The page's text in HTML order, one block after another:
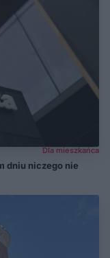
Dla mieszkańca
dniu niczego nie